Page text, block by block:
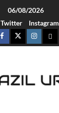
06/08/2026
Twitter Instagram